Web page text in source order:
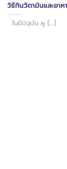
วิธีกินวิตามินและอาห
ในปัจจุบัน ผู [...]